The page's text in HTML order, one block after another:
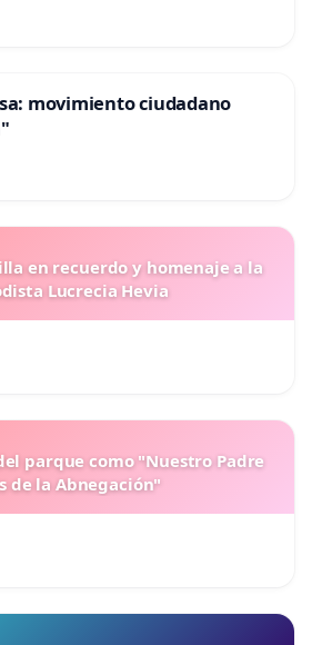
movimiento ciudadano
en recuerdo y homenaje a la
Lucrecia Hevia
parque como "Nuestro Padre
de la Abnegación"